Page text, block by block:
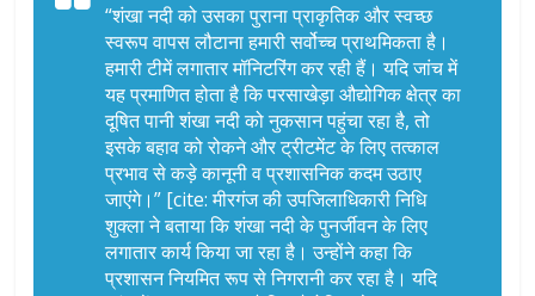
“शंखा नदी को उसका पुराना प्राकृतिक और स्वच्छ
स्वरूप वापस लौटाना हमारी सर्वोच्च प्राथमिकता है।
हमारी टीमें लगातार मॉनिटरिंग कर रही हैं। यदि जांच में
यह प्रमाणित होता है कि परसाखेड़ा औद्योगिक क्षेत्र का
दूषित पानी शंखा नदी को नुकसान पहुंचा रहा है, तो
इसके बहाव को रोकने और ट्रीटमेंट के लिए तत्काल
प्रभाव से कड़े कानूनी व प्रशासनिक कदम उठाए
जाएंगे।” [cite: मीरगंज की उपजिलाधिकारी निधि
शुक्ला ने बताया कि शंखा नदी के पुनर्जीवन के लिए
लगातार कार्य किया जा रहा है। उन्होंने कहा कि
प्रशासन नियमित रूप से निगरानी कर रहा है। यदि